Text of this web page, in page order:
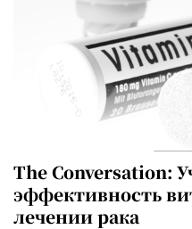
The Conversation:
эффективность
лечении рака